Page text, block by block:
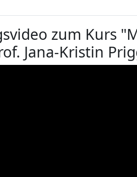
zum Kurs
Jana-Kristin